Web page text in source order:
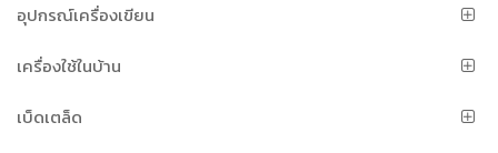
อุปกรณ์เครื่องเขียน
เครื่องใช้ในบ้าน
เบ็ดเตล็ด